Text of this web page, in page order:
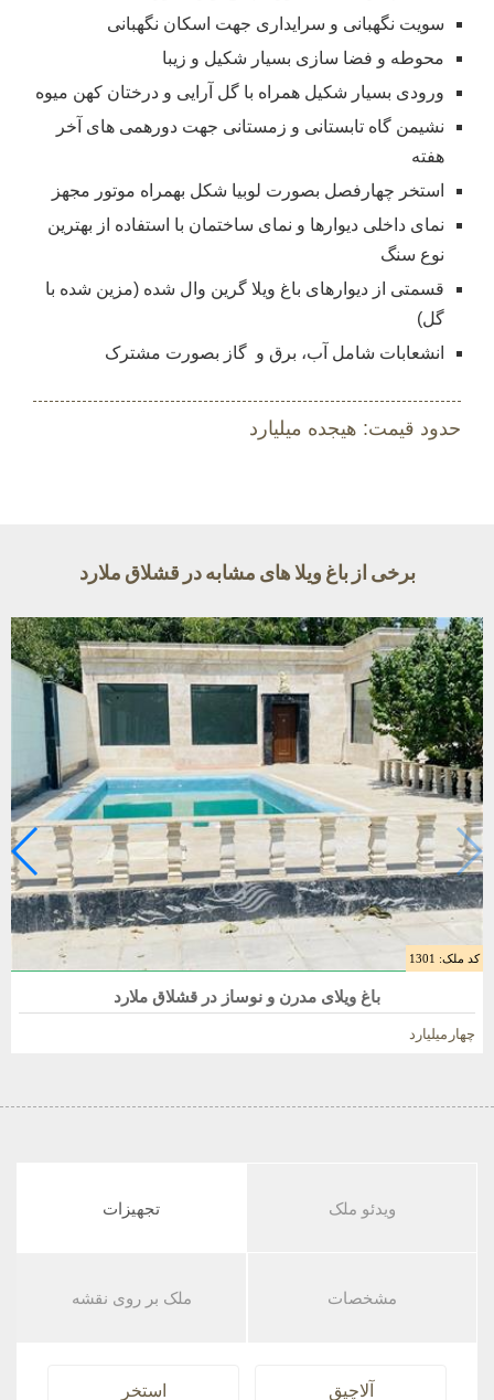
سویت نگهبانی و سرایداری جهت اسکان نگهبانی
محوطه و فضا سازی بسیار شکیل و زیبا
ورودی بسیار شکیل همراه با گل آرایی و درختان کهن میوه
نشیمن گاه تابستانی و زمستانی جهت دورهمی های آخر
هفته
استخر چهارفصل بصورت لوبیا شکل بهمراه موتور مجهز
نمای داخلی دیوارها و نمای ساختمان با استفاده از بهترین
نوع سنگ
قسمتی از دیوارهای باغ ویلا گرین وال شده (مزین شده با
گل)
انشعابات شامل آب، برق و گاز بصورت مشترک
حدود قیمت: هیجده میلیارد
برخی از باغ ویلا های مشابه در قشلاق ملارد
کد ملک: 1301
باغ ویلای مدرن و نوساز در قشلاق ملارد
چهار میلیارد
تجهیزات ویدئو ملک
ملک بر روی نقشه مشخصات
استخر آلاچیق